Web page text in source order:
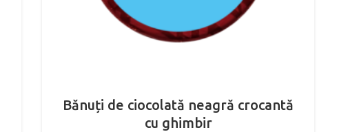
Bănuți de ciocolată neagră crocantă
cu ghimbir